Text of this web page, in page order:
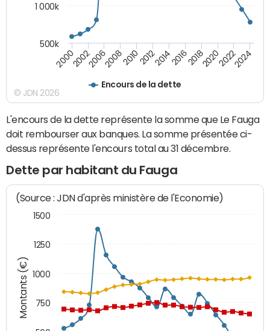
Encours de la dette
200020022006200820102012201420162018202020222024
500k
1 000k
© JDN 2026
L'encours de la dette représente la somme que Le Fauga
doit rembourser aux banques. La somme présentée ci-
dessus représente l'encours total au 31 décembre.
Dette par habitant du Fauga
Montants (€)
(Source : JDN d'après ministère de l'Economie)
750
1000
1250
1500